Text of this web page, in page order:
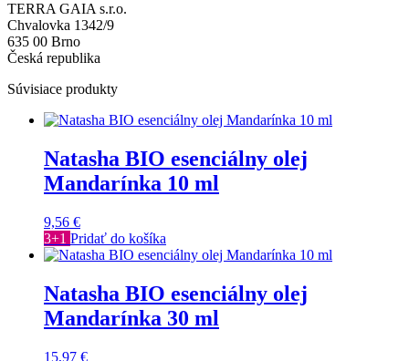
TERRA GAIA s.r.o.
Chvalovka 1342/9
635 00 Brno
Česká republika
Súvisiace produkty
Natasha BIO esenciálny olej
Mandarínka 10 ml
9,56 €
3+1 Pridať do košíka
Natasha BIO esenciálny olej
Mandarínka 30 ml
15,97 €